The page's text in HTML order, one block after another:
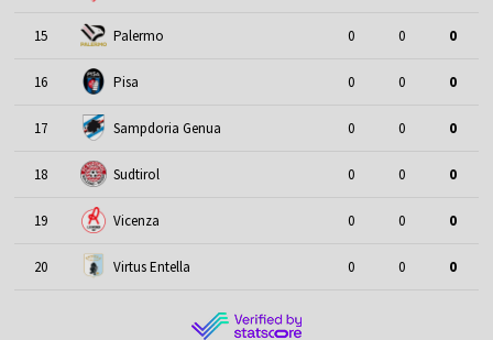
15 Palermo 0 0 0
16 Pisa 0 0 0
17 Sampdoria Genua 0 0 0
18 Sudtirol 0 0 0
19 Vicenza 0 0 0
20 Virtus Entella 0 0 0